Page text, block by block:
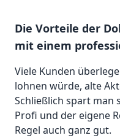
Die Vorteile der
mit einem
Viele Kunden
lohnen würde, alte
Schließlich spart man
Profi und der eigene
Regel auch ganz gut.